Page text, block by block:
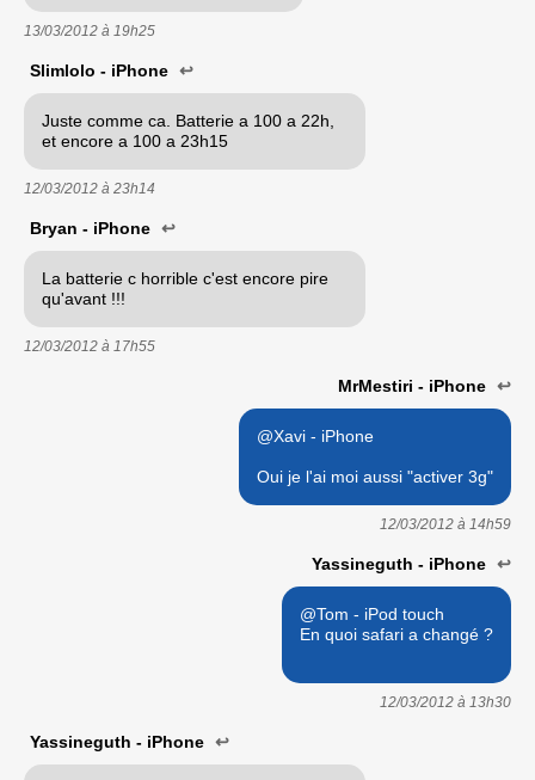
13/03/2012 à 19h25
Slimlolo - iPhone ↩
Juste comme ca. Batterie a 100 a 22h,
et encore a 100 a 23h15
12/03/2012 à 23h14
Bryan - iPhone ↩
La batterie c horrible c'est encore pire
qu'avant !!!
12/03/2012 à 17h55
MrMestiri - iPhone ↩
@Xavi - iPhone
Oui je l'ai moi aussi "activer 3g"
12/03/2012 à 14h59
Yassineguth - iPhone ↩
@Tom - iPod touch
En quoi safari a changé ?
12/03/2012 à 13h30
Yassineguth - iPhone ↩